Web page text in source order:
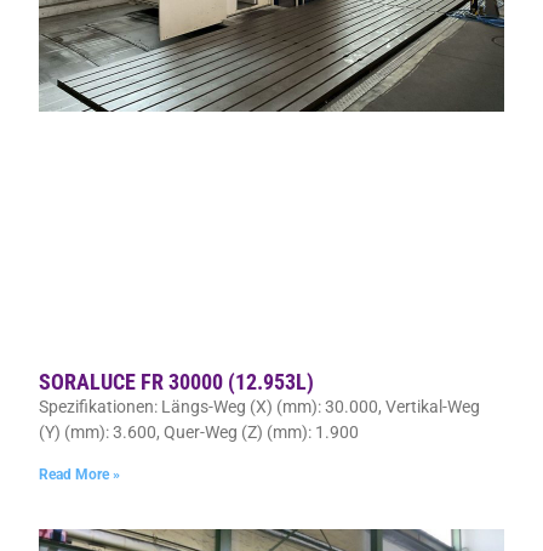
SORALUCE FR 30000 (12.953L)
Spezifikationen: Längs-Weg (X) (mm): 30.000, Vertikal-Weg
(Y) (mm): 3.600, Quer-Weg (Z) (mm): 1.900
Read More »